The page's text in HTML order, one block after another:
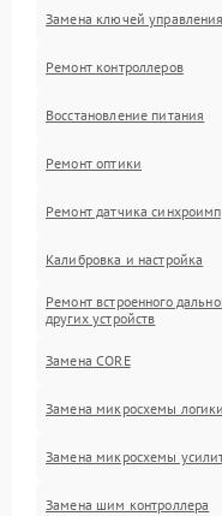
Замена ключей управления
Ремонт контроллеров
Восстановление питания
Ремонт оптики
Ремонт датчика
Калибровка и настройка
Ремонт встроенного
других устройств
Замена CORE
Замена микросхемы логики
Замена микросхемы
Замена шим контроллера